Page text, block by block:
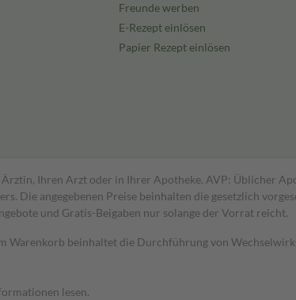
Freunde werben
E-Rezept einlösen
Papier Rezept einlösen
Ihren Arzt oder in Ihrer Apotheke. AVP: Üblicher
angegebenen Preise beinhalten die gesetzlich
und Gratis-Beigaben nur solange der Vorrat reicht.
beinhaltet die Durchführung von
lesen.